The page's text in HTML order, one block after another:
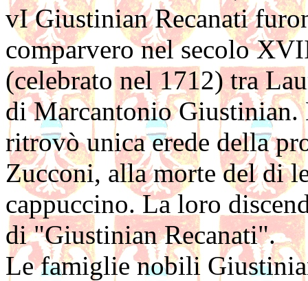
vI Giustinian Recanati
comparvero nel secolo
(celebrato nel 1712) tra
di Marcantonio
ritrovò unica erede della
Zucconi, alla morte del di
cappuccino. La loro
di "Giustinian Recanati".
Le famiglie nobili